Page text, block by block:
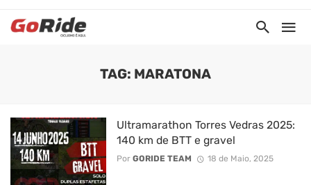
TAG: MARATONA
Ultramarathon Torres Vedras 2025:
140 km de BTT e gravel
Por GORIDE TEAM 18 de Maio, 2025